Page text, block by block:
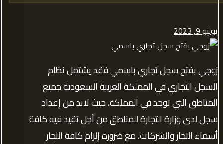
يوليو 9, 2023
زوجي بفتح سجل تجاري باسمي فقد يشتمل نظام
السجل التجاري في المملكة العربية السعودية جميع
المناطق التي توجد في المملكة، حيث لابد من إعداد
سجل لدى وزارة التجارة للمناطق من أجل تقيد فيه كافة
أسماء التجار والشركات، مع ضرورة إلزام كافة التجار